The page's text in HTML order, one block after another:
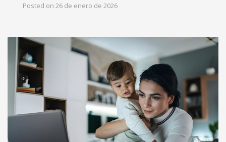
Posted on 26 de enero de 2026